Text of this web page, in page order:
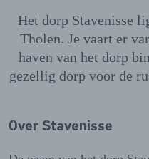
Het dorp Stavenisse
Tholen. Je vaart er
haven van het dorp
gezellig dorp voor de
Over Stavenisse